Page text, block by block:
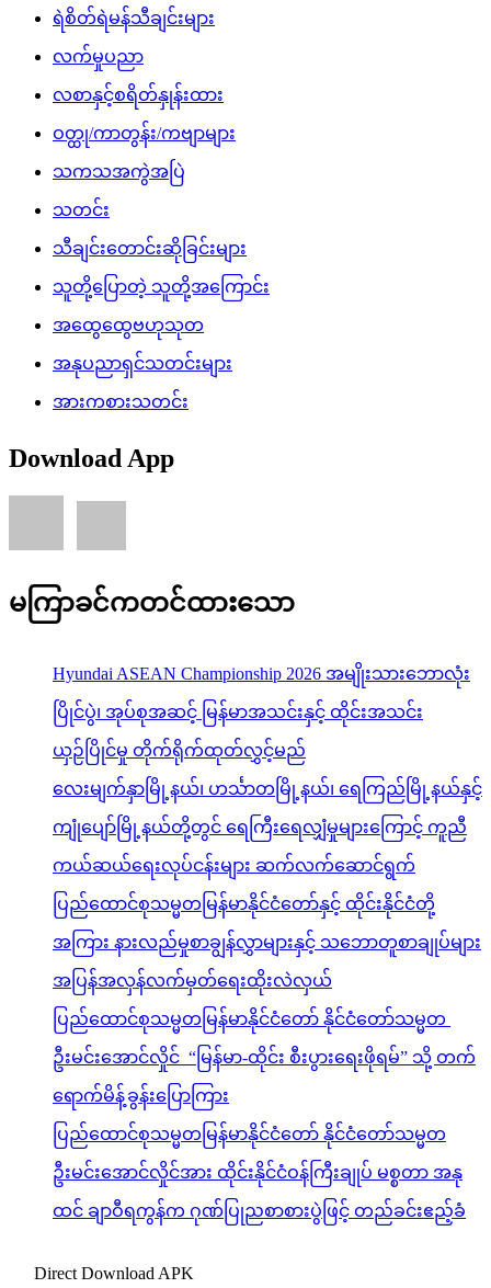
ရဲစိတ်ရဲမန်သီချင်းများ
လက်မှုပညာ
လစာနှင့်စရိတ်နှုန်းထား
ဝတ္ထု/ကာတွန်း/ကဗျာများ
သကသအကွဲအပြဲ
သတင်း
သီချင်းတောင်းဆိုခြင်းများ
သူတို့ပြောတဲ့ သူတို့အကြောင်း
အထွေထွေဗဟုသုတ
အနုပညာရှင်သတင်းများ
အားကစားသတင်း
Download App
မကြာခင်ကတင်ထားသော
Hyundai ASEAN Championship 2026 အမျိုးသားဘောလုံး
ပြိုင်ပွဲ၊ အုပ်စုအဆင့် မြန်မာအသင်းနှင့် ထိုင်းအသင်း
ယှဉ်ပြိုင်မှု တိုက်ရိုက်ထုတ်လွှင့်မည်
လေးမျက်နှာမြို့နယ်၊ ဟင်္သာတမြို့နယ်၊ ရေကြည်မြို့နယ်နှင့်
ကျုံပျော်မြို့နယ်တို့တွင် ရေကြီးရေလျှံမှုများကြောင့် ကူညီ
ကယ်ဆယ်ရေးလုပ်ငန်းများ ဆက်လက်ဆောင်ရွက်
ပြည်ထောင်စုသမ္မတမြန်မာနိုင်ငံတော်နှင့် ထိုင်းနိုင်ငံတို့
အကြား နားလည်မှုစာချွန်လွှာများနှင့် သဘောတူစာချုပ်များ
အပြန်အလှန်လက်မှတ်ရေးထိုးလဲလှယ်
ပြည်ထောင်စုသမ္မတမြန်မာနိုင်ငံတော် နိုင်ငံတော်သမ္မတ
ဦးမင်းအောင်လှိုင် “မြန်မာ-ထိုင်း စီးပွားရေးဖိုရမ်” သို့ တက်
ရောက်မိန့်ခွန်းပြောကြား
ပြည်ထောင်စုသမ္မတမြန်မာနိုင်ငံတော် နိုင်ငံတော်သမ္မတ
ဦးမင်းအောင်လှိုင်အား ထိုင်းနိုင်ငံဝန်ကြီးချုပ် မစ္စတာ အနု
ထင် ချာဝီရကွန်က ဂုဏ်ပြုညစာစားပွဲဖြင့် တည်ခင်းဧည့်ခံ
Direct Download APK